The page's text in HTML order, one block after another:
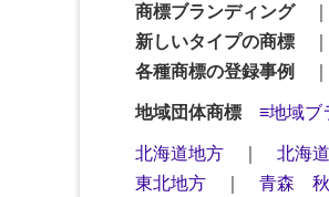
商標ブランディング
新しいタイプの商標
各種商標の登録事例
地域団体商標 ≡地域ブ
北海道地方
北海道
東北地方
青森